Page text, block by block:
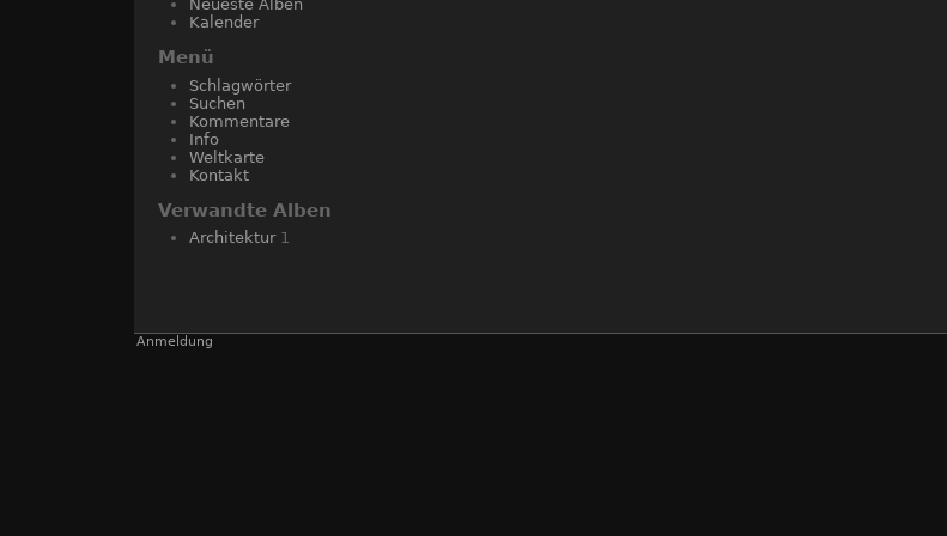
Neueste Alben
Kalender
Menü
Schlagwörter
Suchen
Kommentare
Info
Weltkarte
Kontakt
Verwandte Alben
Architektur 1
Anmeldung